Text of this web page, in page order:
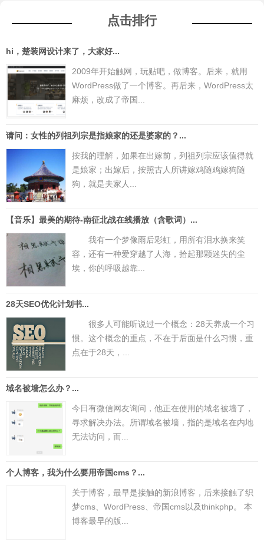
点击排行
hi，楚装网设计来了，大家好...
2009年开始触网，玩贴吧，做博客。后来，就用
WordPress做了一个博客。再后来，WordPress太
麻烦，改成了帝国...
请问：女性的列祖列宗是指娘家的还是婆家的？...
按我的理解，如果在出嫁前，列祖列宗应该值得就
是娘家；出嫁后，按照古人所讲嫁鸡随鸡嫁狗随
狗，就是夫家人...
【音乐】最美的期待-南征北战在线播放（含歌词）...
我有一个梦像雨后彩虹，用所有泪水换来笑
容，还有一种爱穿越了人海，拾起那颗迷失的尘
埃，你的呼吸越靠...
28天SEO优化计划书...
很多人可能听说过一个概念：28天养成一个习
惯。这个概念的重点，不在于后面是什么习惯，重
点在于28天，...
域名被墙怎么办？...
今日有微信网友询问，他正在使用的域名被墙了，
寻求解决办法。所谓域名被墙，指的是域名在内地
无法访问，而...
个人博客，我为什么要用帝国cms？...
关于博客，最早是接触的新浪博客，后来接触了织
梦cms、WordPress、帝国cms以及thinkphp。 本
博客最早的版...